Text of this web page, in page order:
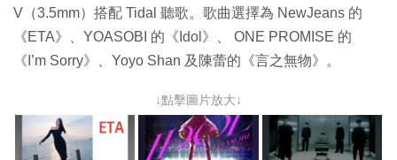
V（3.5mm）搭配 Tidal 聽歌。歌曲選擇為 NewJeans 的
《ETA》、YOASOBI 的《Idol》、 ONE PROMISE 的
《I’m Sorry》、Yoyo Shan 及陳蕾的《言之無物》。
↓點擊圖片放大↓